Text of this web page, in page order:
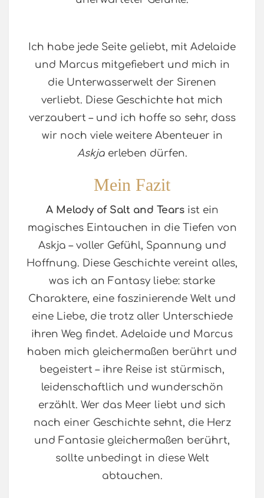
Ich habe jede Seite geliebt, mit Adelaide
und Marcus mitgefiebert und mich in
die Unterwasserwelt der Sirenen
verliebt. Diese Geschichte hat mich
verzaubert – und ich hoffe so sehr, dass
wir noch viele weitere Abenteuer in
Askjaerleben dürfen.
Mein Fazit
A Melody of Salt and Tearsist ein
magisches Eintauchen in die Tiefen von
Askja – voller Gefühl, Spannung und
Hoffnung. Diese Geschichte vereint alles,
was ich an Fantasy liebe: starke
Charaktere, eine faszinierende Welt und
eine Liebe, die trotz aller Unterschiede
ihren Weg findet. Adelaide und Marcus
haben mich gleichermaßen berührt und
begeistert – ihre Reise ist stürmisch,
leidenschaftlich und wunderschön
erzählt. Wer das Meer liebt und sich
nach einer Geschichte sehnt, die Herz
und Fantasie gleichermaßen berührt,
sollte unbedingt in diese Welt
abtauchen.